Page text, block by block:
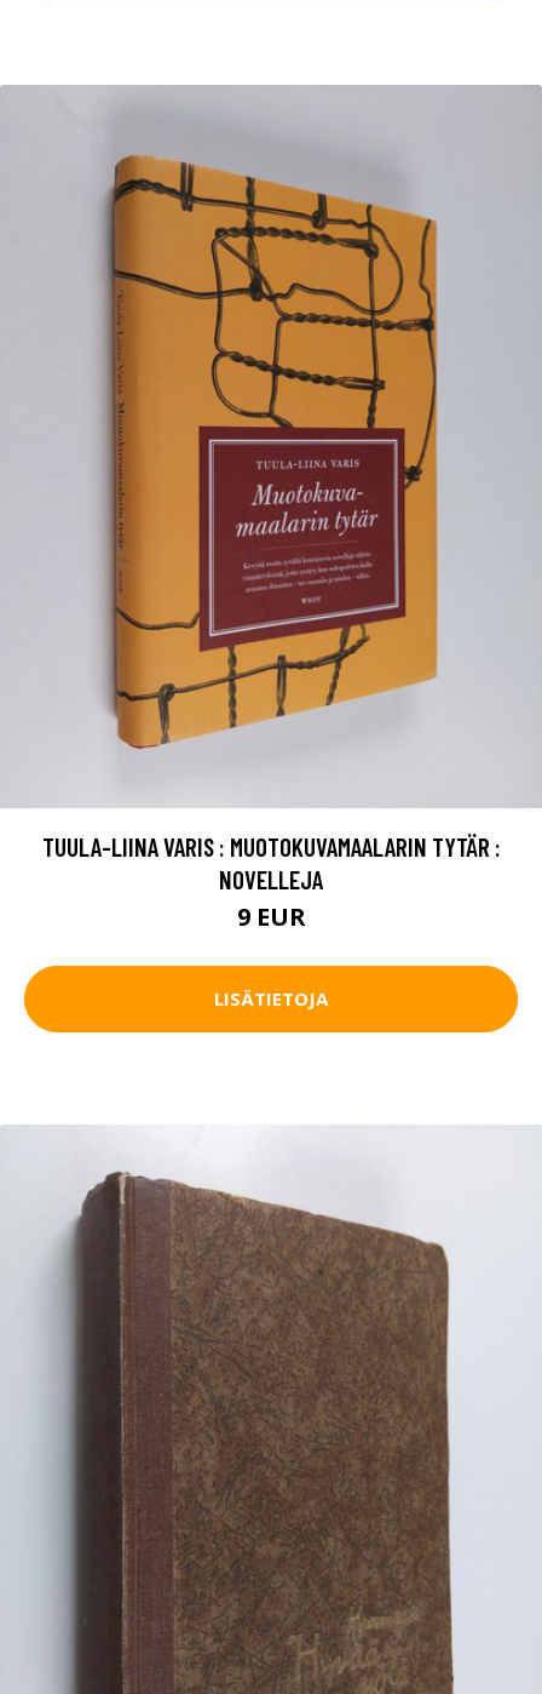
TUULA-LIINA VARIS : MUOTOKUVAMAALARIN TYTÄR :
NOVELLEJA
9 EUR
LISÄTIETOJA